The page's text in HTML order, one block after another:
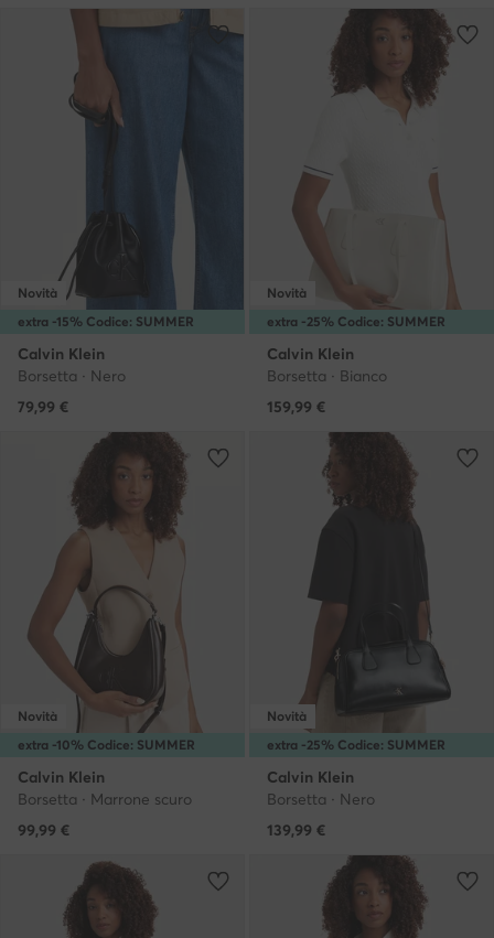
extra -15% Codice: SUMMER
Novità
Calvin Klein
Borsetta · Nero
79,99 €
extra -25% Codice: SUMMER
Novità
Calvin Klein
Borsetta · Bianco
159,99 €
extra -10% Codice: SUMMER
Novità
Calvin Klein
Borsetta · Marrone scuro
99,99 €
extra -25% Codice: SUMMER
Novità
Calvin Klein
Borsetta · Nero
139,99 €